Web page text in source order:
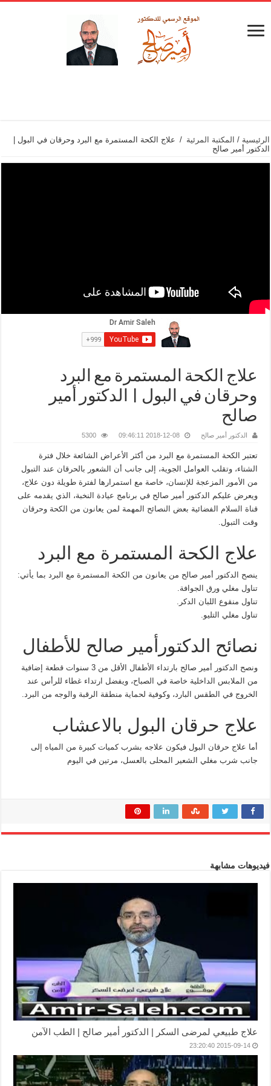
الرئيسية / المكتبة المرئية / علاج الكحة المستمرة مع البرد وحرقان في البول |
الدكتور أمير صالح
علاج الكحة المستمرة مع البرد
وحرقان في البول | الدكتور أمير
صالح
الدكتور أمير صالح 2018-12-08 09:46:11
5300
تعتبر الكحة المستمرة مع البرد من أكثر الأعراض الشائعة خلال فترة
الشتاء، وتقلب العوامل الجوية، إلى جانب أن الشعور بالحرقان عند التبول
من الأمور المزعجة للإنسان، خاصة مع استمرارها لفترة طويلة دون علاج،
ويعرض عليكم الدكتور أمير صالح في برنامج عيادة النخبة، الذي يقدمه على
قناة السلام الفضائية بعض النصائح المهمة لمن يعانون من الكحة وحرقان
وقت التبول.
علاج الكحة المستمرة مع البرد
ينصح الدكتور أمير صالح من يعانون من الكحة المستمرة مع البرد بما يأتي:
تناول مغلي ورق الجوافة.
تناول منقوع اللبان الدكر.
تناول مغلي التليو.
نصائح الدكتورأمير صالح للأطفال
ونصح الدكتور أمير صالح بارتداء الأطفال الأقل من 3 سنوات قطعة إضافية
من الملابس الداخلية خاصة في الصباح، ويفضل ارتداء غطاء للرأس عند
الخروج في الطقس البارد، وكوفية لحماية منطقة الرقبة والوجه من البرد.
علاج حرقان البول بالاعشاب
أما علاج حرقان البول فيكون علاجه بشرب كميات كبيرة من المياه إلى
جانب شرب مغلي الشعير المحلى بالعسل، مرتين في اليوم
فيديوهات مشابهة
علاج طبيعي لمرضى السكر | الدكتور أمير صالح | الطب الآمن
2015-09-14 23:20:40